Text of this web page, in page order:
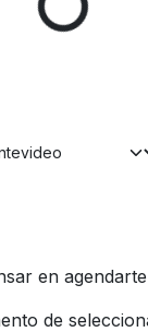
en
de